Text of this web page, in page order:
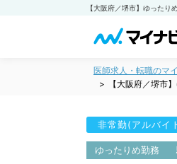
医師求人・転職のマ
【大阪府／堺市
非常勤(アルバイ
ゆったりめ勤務